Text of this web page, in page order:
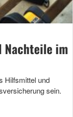
Nachteile im
Hilfsmittel und
sein.